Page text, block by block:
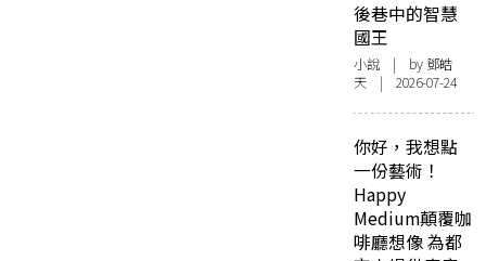
後巷中的智慧
國王
小說 | by 鄧皓
天 | 2026-07-24
你好，我想點
一份藝術！
Happy
Medium顛覆咖
啡廳想像 為都